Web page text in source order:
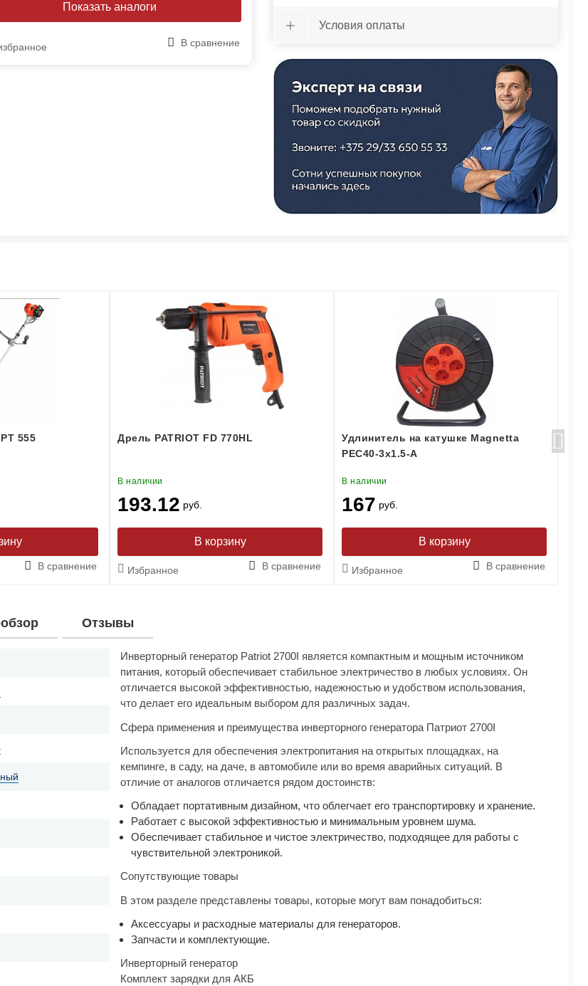
Показать аналоги
В сравнение
Условия оплаты
555
В сравнение
Дрель PATRIOT FD 770HL
В наличии
193.12 руб.
Избранное В сравнение
Удлинитель на катушке Magnetta
PEC40-3x1.5-A
В наличии
167 руб.
Избранное В сравнение
Отзывы
Инверторный генератор Patriot 2700I является компактным и мощным источником
питания, который обеспечивает стабильное электричество в любых условиях. Он
отличается высокой эффективностью, надежностью и удобством использования,
что делает его идеальным выбором для различных задач.
Сфера применения и преимущества инверторного генератора Патриот 2700I
Используется для обеспечения электропитания на открытых площадках, на
кемпинге, в саду, на даче, в автомобиле или во время аварийных ситуаций. В
отличие от аналогов отличается рядом достоинств:
Обладает портативным дизайном, что облегчает его транспортировку и хранение.
Работает с высокой эффективностью и минимальным уровнем шума.
Обеспечивает стабильное и чистое электричество, подходящее для работы с
чувствительной электроникой.
Сопутствующие товары
В этом разделе представлены товары, которые могут вам понадобиться:
Аксессуары и расходные материалы для генераторов.
Запчасти и комплектующие.
Инверторный генератор
Комплект зарядки для АКБ